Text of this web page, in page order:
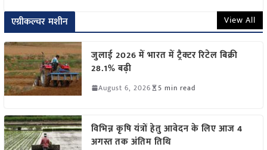
एग्रीकल्चर मशीन View All
जुलाई 2026 में भारत में ट्रैक्टर रिटेल बिक्री
28.1% बढ़ी
August 6, 2026 5 min read
विभिन्न कृषि यंत्रों हेतु आवेदन के लिए आज 4
अगस्त तक अंतिम तिथि